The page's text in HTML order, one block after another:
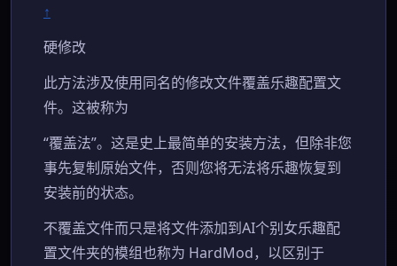
↑
硬修改
此方法涉及使用同名的修改文件覆盖乐趣配置文
件。这被称为
“覆盖法”。这是史上最简单的安装方法，但除非您
事先复制原始文件，否则您将无法将乐趣恢复到
安装前的状态。
不覆盖文件而只是将文件添加到AI个别女乐趣配
置文件夹的模组也称为 HardMod，以区别于